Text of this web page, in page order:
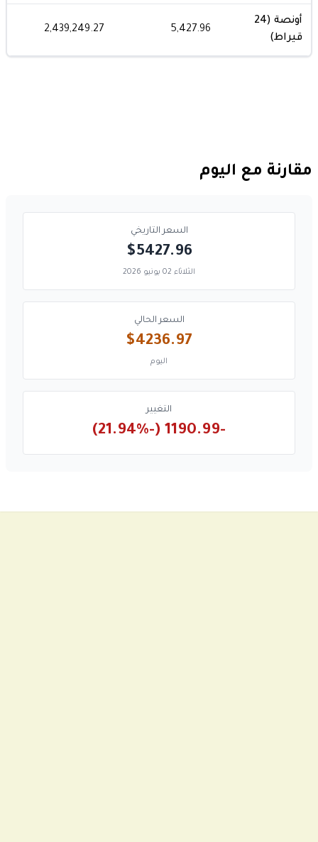
أونصة (24
قيراط)
5,427.96
2,439,249.27
مقارنة مع اليوم
السعر التاريخي
$5427.96
الثلاثاء 02 يونيو 2026
السعر الحالي
$4236.97
اليوم
التغيير
-1190.99 (-21.94%)